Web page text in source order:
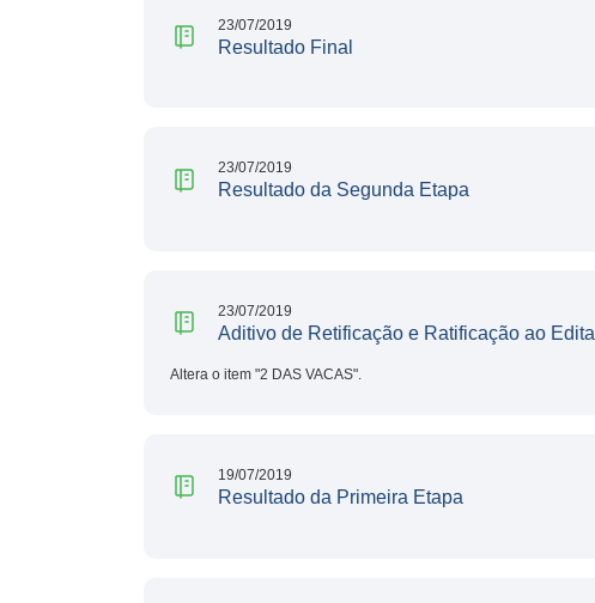
23/07/2019
Resultado Final
23/07/2019
Resultado da Segunda Etapa
23/07/2019
Aditivo de Retificação e Ratificação ao Edital
Altera o item "2 DAS VACAS".
19/07/2019
Resultado da Primeira Etapa